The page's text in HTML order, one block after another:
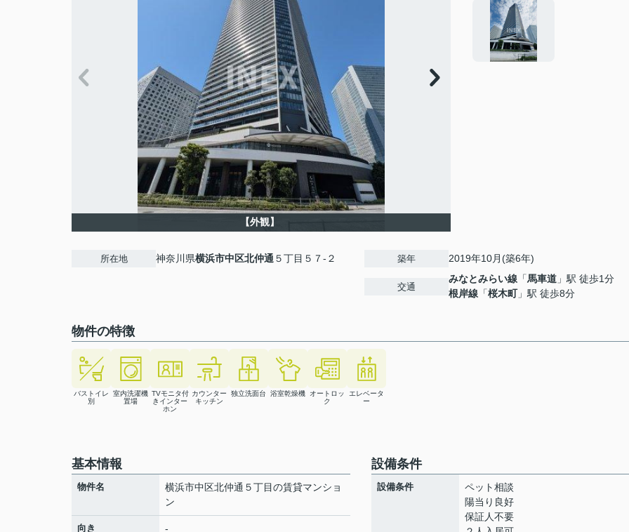
【外観】
所在地 神奈川県横浜市中区北仲通 ５丁目５７-２ 築年 2019年10月(築6年)
交通
みなとみらい線 「馬車道 」駅 徒歩1分
根岸線 「桜木町」駅 徒歩8分
物件の特徴
バストイレ
別
室内洗濯機
置場
TVモニタ付
きインター
ホン
カウンター
キッチン
独立洗面台 浴室乾燥機
オートロッ
ク
エレベータ
ー
基本情報
物件名
横浜市中区北仲通５丁目の賃貸マンショ
ン
向き -
設備条件
設備条件
ペット相談
陽当り良好
保証人不要